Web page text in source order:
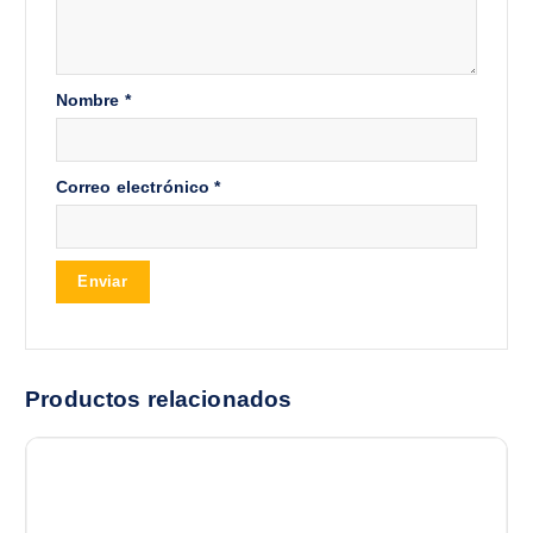
Nombre *
Correo electrónico*
Productos relacionados